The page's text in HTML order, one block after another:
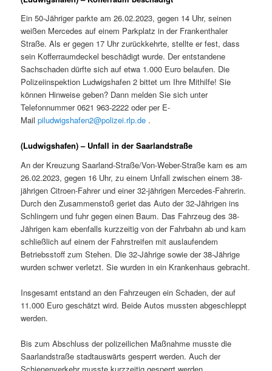
Ein 50-Jähriger parkte am 26.02.2023, gegen 14 Uhr, seinen
weißen Mercedes auf einem Parkplatz in der Frankenthaler
Straße. Als er gegen 17 Uhr zurückkehrte, stellte er fest, dass
sein Kofferraumdeckel beschädigt wurde. Der entstandene
Sachschaden dürfte sich auf etwa 1.000 Euro belaufen. Die
Polizeiinspektion Ludwigshafen 2 bittet um Ihre Mithilfe! Sie
können Hinweise geben? Dann melden Sie sich unter
Telefonnummer 0621 963-2222 oder per E-
Mailpiludwigshafen2@polizei.rlp.de .
(Ludwigshafen) – Unfall in der Saarlandstraße
An der Kreuzung Saarland-Straße/Von-Weber-Straße kam es am
26.02.2023, gegen 16 Uhr, zu einem Unfall zwischen einem 38-
jährigen Citroen-Fahrer und einer 32-jährigen Mercedes-Fahrerin.
Durch den Zusammenstoß geriet das Auto der 32-Jährigen ins
Schlingern und fuhr gegen einen Baum. Das Fahrzeug des 38-
Jährigen kam ebenfalls kurzzeitig von der Fahrbahn ab und kam
schließlich auf einem der Fahrstreifen mit auslaufendem
Betriebsstoff zum Stehen. Die 32-Jährige sowie der 38-Jährige
wurden schwer verletzt. Sie wurden in ein Krankenhaus gebracht.
Insgesamt entstand an den Fahrzeugen ein Schaden, der auf
11.000 Euro geschätzt wird. Beide Autos mussten abgeschleppt
werden.
Bis zum Abschluss der polizeilichen Maßnahme musste die
Saarlandstraße stadtauswärts gesperrt werden. Auch der